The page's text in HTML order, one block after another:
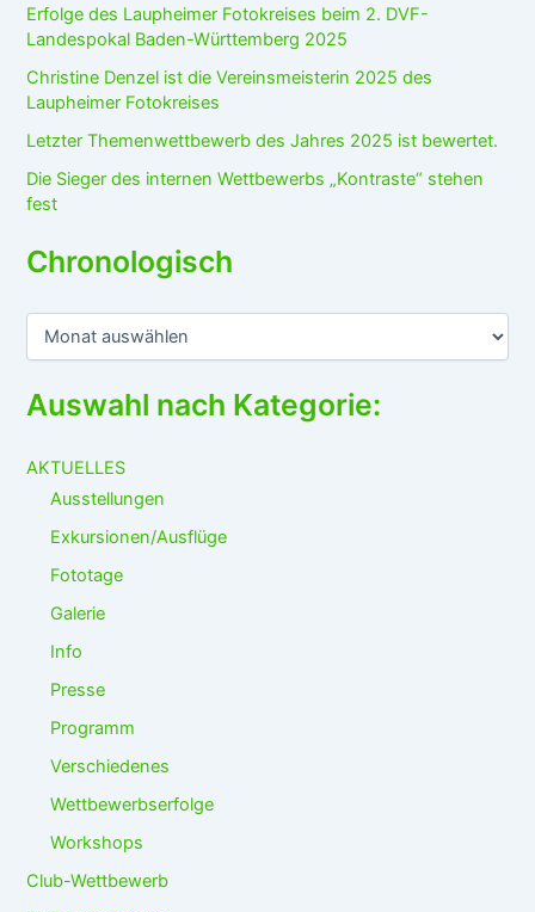
Erfolge des Laupheimer Fotokreises beim 2. DVF-
Landespokal Baden-Württemberg 2025
Christine Denzel ist die Vereinsmeisterin 2025 des
Laupheimer Fotokreises
Letzter Themenwettbewerb des Jahres 2025 ist bewertet.
Die Sieger des internen Wettbewerbs „Kontraste“ stehen
fest
Chronologisch
C
o
n
l
Auswahl nach Kategorie:
AKTUELLES
Ausstellungen
Exkursionen/Ausflüge
Fototage
Galerie
Info
Presse
Programm
Verschiedenes
Wettbewerbserfolge
Workshops
Club-Wettbewerb